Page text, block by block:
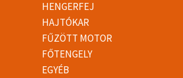
HENGERFEJ
HAJTÓKAR
FŰZÖTT MOTOR
FŐTENGELY
EGYÉB